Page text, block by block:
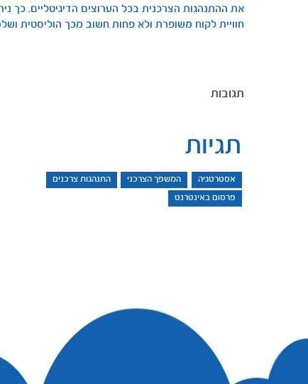
את ההתנהגות הצרכנית בכל הערוצים הדיגיטליים. כך
חוויית לקוח משופרת ולא פחות חשוב מכך הוליסטית
תגובות
תגיות
אסטרטגיה המשפך הצרכני התנהגות צרכנים
פרסום באינטרנט